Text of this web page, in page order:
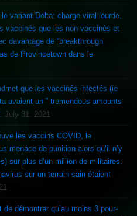
variant Delta: charge viral lourde,
vaccinés que les non vaccinés et
davantage de “breakthrough
de Provincetown dans le
que les vaccinés infectés (ie
avaient un ” tremendous amounts
July 31, 2021
les vaccins COVID, le
menace de punition alors qu’il n’y
sur plus d’un million de militaires.
sur un terrain sain étaient
démontrer qu’au moins 3 pour-